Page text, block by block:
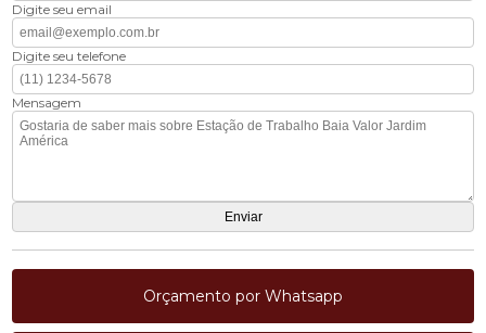
Digite seu email
Digite seu telefone
Mensagem
Orçamento por Whatsapp